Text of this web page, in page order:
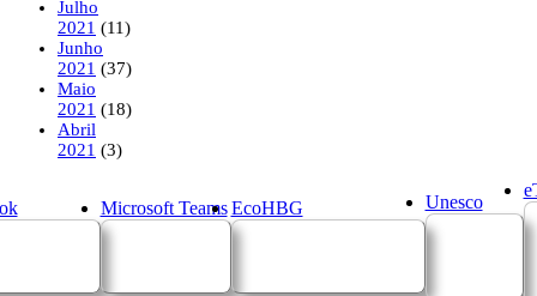
Julho
2021 (11)
Junho
2021 (37)
Maio
2021 (18)
Abril
2021 (3)
Microsoft Teams EcoHBG Unesco